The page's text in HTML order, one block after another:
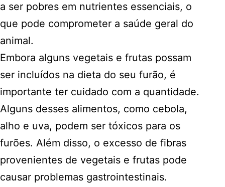
a ser pobres em nutrientes essenciais, o
que pode comprometer a saúde geral do
animal.
Embora alguns vegetais e frutas possam
ser incluídos na dieta do seu furão, é
importante ter cuidado com a quantidade.
Alguns desses alimentos, como cebola,
alho e uva, podem ser tóxicos para os
furões. Além disso, o excesso de fibras
provenientes de vegetais e frutas pode
causar problemas gastrointestinais.